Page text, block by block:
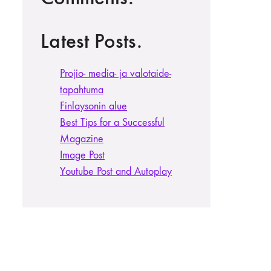
Latest Posts.
Projio- media- ja valotaide­
tapahtuma
Finlaysonin alue
Best Tips for a Successful
Magazine
Image Post
Youtube Post and Autoplay